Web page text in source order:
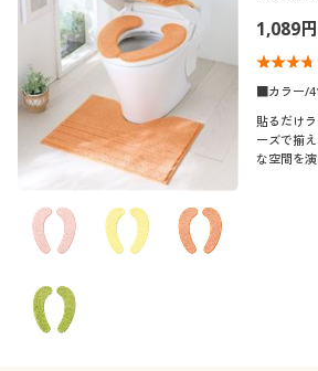
ご利用ガイド
よくある質問とお問い合わせ
1,089円
■カラー/4
貼るだけ
ーズで揃
な空間を演